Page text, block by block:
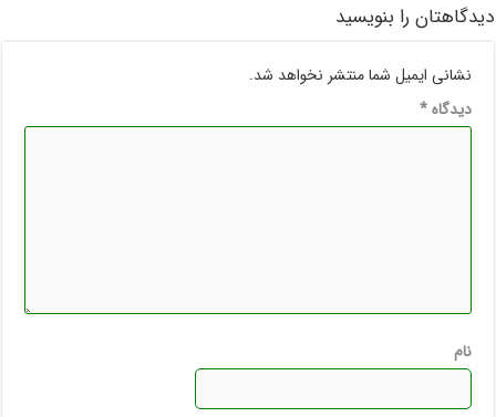
دیدگاهتان را بنویسید
نشانی ایمیل شما منتشر نخواهد شد.
دیدگاه*
نام